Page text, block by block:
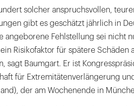
solcher anspruchsvollen,
gibt es geschätzt jährlich in
angeborene Fehlstellung sei nicht
Risikofaktor für spätere Schäden
sagt Baumgart. Er ist
für Extremitätenverlängerung
der am Wochenende in